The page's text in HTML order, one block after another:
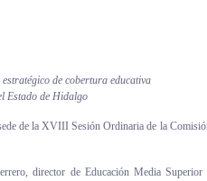
de cobertura educativa
Estado de Hidalgo
de la XVIII Sesión Ordinaria de la
director de Educación Media